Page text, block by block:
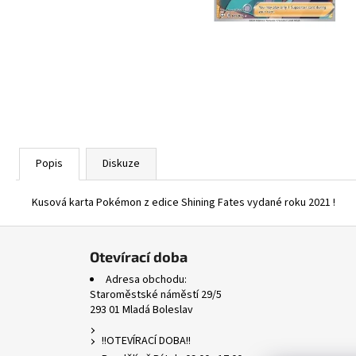
Popis Diskuze
Kusová karta Pokémon z edice Shining Fates vydané roku 2021 !
Otevírací doba
Adresa obchodu:
Staroměstské náměstí 29/5
293 01 Mladá Boleslav
!!OTEVÍRACÍ DOBA!!